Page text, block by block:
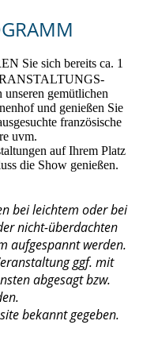
Sie sich bereits ca. 1
gemütlichen
und genießen Sie
französische
uvm.
auf Ihrem Platz
die Show genießen.
bei leichtem oder bei
nicht-überdachten
aufgespannt werden.
ggf. mit
abgesagt bzw.
bekannt gegeben.